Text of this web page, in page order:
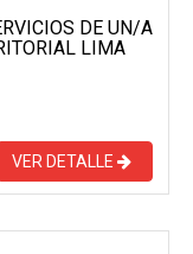
DE UN/A
LIMA
VER DETALLE